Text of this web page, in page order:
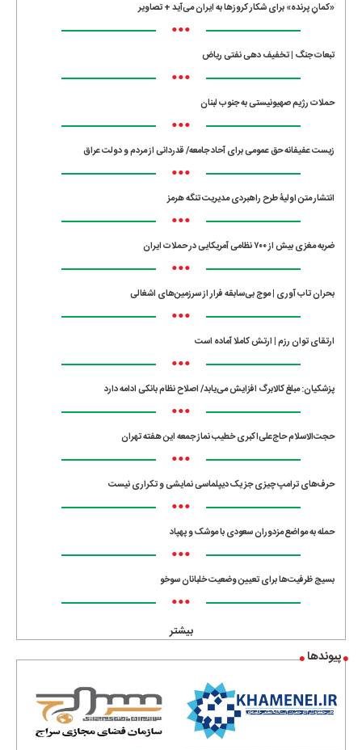
«کمانِ پرنده» برای شکار کروزها به ایران می‌آید + تصاویر
•••
تبعات جنگ | تخفیف دهی نفتی ریاض
•••
حملات رژیم صهیونیستی به جنوب لبنان
•••
زیست عفیفانه حق عمومی برای آحاد جامعه/ قدردانی از مردم و دولت عراق
•••
انتشار متن اولیۀ طرح راهبردی مدیریت تنگه هرمز
•••
ضربه مغزی بیش از ۷۰۰ نظامی آمریکایی در حملات ایران
•••
بحران تاب آوری | موج بی‌سابقه فرار از سرزمین‌های اشغالی
•••
ارتقای توان رزم | ارتش کاملا آماده است
•••
پزشکیان: مبلغ کالابرگ افزایش می‌یابد/ اصلاح نظام بانکی ادامه دارد
•••
حجت‌الاسلام حاج‌علی‌اکبری خطیب نماز جمعه این هفته تهران
•••
حرف‌های ترامپ چیزی جز یک دیپلماسی نمایشی و تکراری نیست
•••
حمله به مواضع مزدوران سعودی با موشک و پهپاد
•••
بسیج ظرفیت‌ها برای تعیین وضعیت خلبانان سوخو
•••
بیشتر
پیوندها